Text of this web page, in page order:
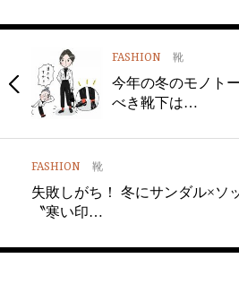
FASHION 靴
今年の冬のモノト
べき靴下は…
FASHION 靴
失敗しがち！ 冬にサンダル×ソ
〝寒い印…